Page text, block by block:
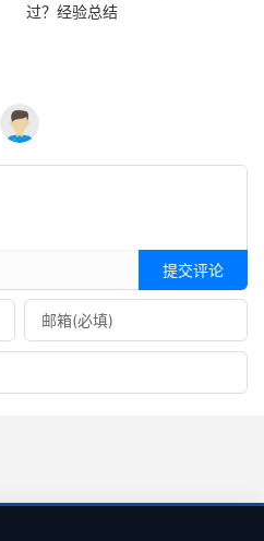
过？经验总结
提交评论